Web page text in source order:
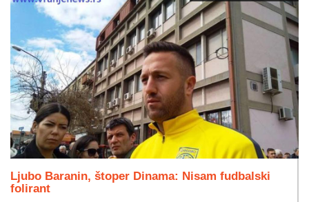
Ljubo Baranin, štoper Dinama: Nisam fudbalski
folirant